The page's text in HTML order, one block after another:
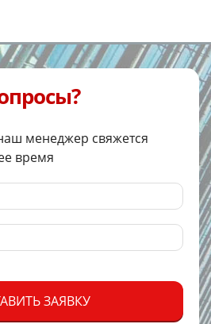
менеджер свяжется
время
ЗАЯВКУ